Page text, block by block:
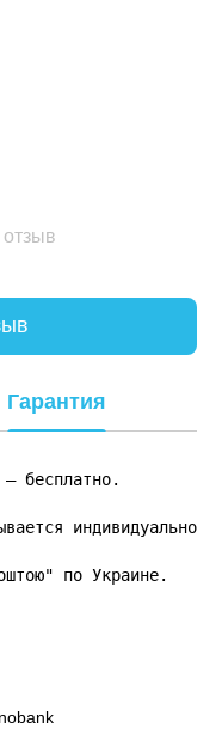
Гарантия
бесплатно.
индивидуально.
по Украине.